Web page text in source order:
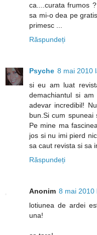
ca....curata frumos
sa mi-o dea pe
primesc ...
Răspundeți
Psyche 8 mai 2010
si eu am luat
demachiantul si
adevar incredibil!
bun.Si cum spuneai
Pe mine ma
jos si nu imi pierd
sa caut revista si sa
Răspundeți
Anonim 8 mai 2010
lotiunea de ardei
una!